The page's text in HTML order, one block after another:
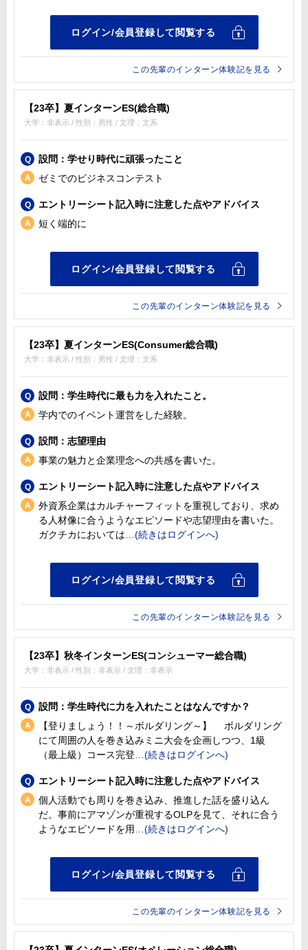
この先輩のインターン体験記を見る
【23卒】夏インターンES(総合職)
大学：非表示 / 性別：男性 / 文理：文系
設問：学せり時代に頑張ったこと
ゼミでのビジネスコンテスト
エントリーシート記入時に注意した点やアドバイス
短く端的に
この先輩のインターン体験記を見る
【23卒】夏インターンES(Consumer総合職)
大学：非表示 / 性別：男性 / 文理：文系
設問：学生時代に最も力を入れたこと。
学内でのイベント運営をした経験。
設問：志望理由
事業の魅力と企業理念への共感を書いた。
エントリーシート記入時に注意した点やアドバイス
外資系企業はカルチャーフィットを重視しており、求め
る人材像に合うようなエピソードや志望理由を書いた。
ガクチカにおいては
この先輩のインターン体験記を見る
【23卒】秋冬インターンES(コンシューマー総合職)
大学：非表示 / 性別：非表示 / 文理：非表示
設問：学生時代に力を入れたことはなんですか？
【登りましょう！！～ボルダリング～】 ボルダリング
にて周囲の人を巻き込みミニ大会を企画しつつ、1級
（最上級）コース完登
エントリーシート記入時に注意した点やアドバイス
個人活動でも周りを巻き込み、推進した話を盛り込ん
だ。事前にアマゾンが重視するOLPを見て、それに合う
ようなエピソードを用
この先輩のインターン体験記を見る